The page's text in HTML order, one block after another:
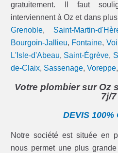
gratuitement. Il faut
interviennent à Oz et dans
Grenoble, Saint-Martin-
Bourgoin-Jallieu, Fontaine,
L'Isle-d'Abeau, Saint-Égrève,
de-Claix, Sassenage,Voreppe,
Votre plombier sur Oz
7j/7
DEVIS 100%
Notre société est située en
nous permet une plus